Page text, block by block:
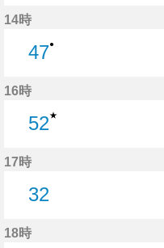
14時
47●
16時
52★
17時
32
18時